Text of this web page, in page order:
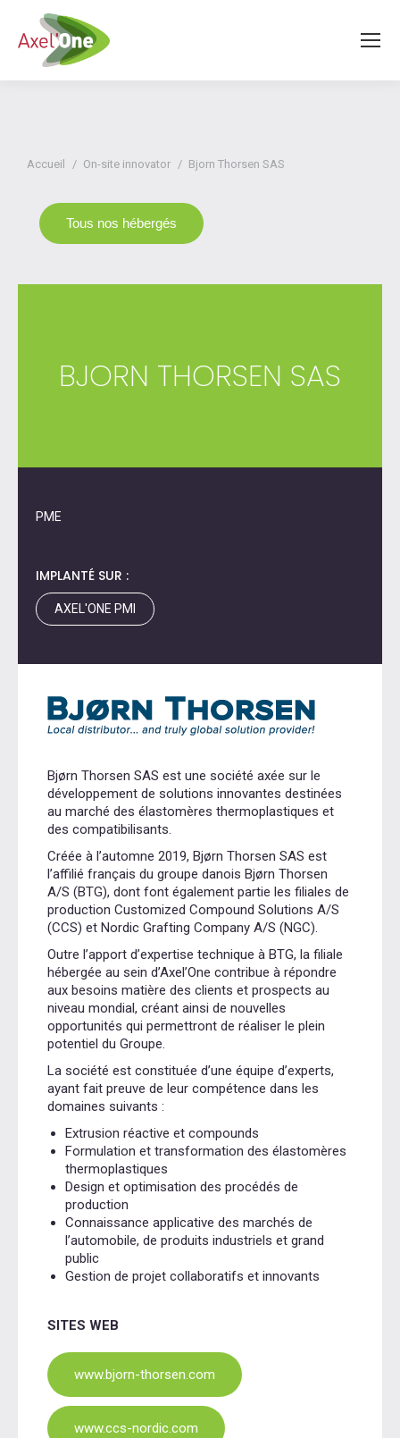
Vous êtes ici :
Accueil On-site innovator Bjorn Thorsen SAS
Tous nos hébergés
BJORN THORSEN SAS
PME
IMPLANTÉ SUR :
AXEL'ONE PMI
Bjørn Thorsen SAS est une société axée sur le
développement de solutions innovantes destinées
au marché des élastomères thermoplastiques et
des compatibilisants.
Créée à l’automne 2019, Bjørn Thorsen SAS est
l’affilié français du groupe danois Bjørn Thorsen
A/S (BTG), dont font également partie les filiales de
production Customized Compound Solutions A/S
(CCS) et Nordic Grafting Company A/S (NGC).
Outre l’apport d’expertise technique à BTG, la filiale
hébergée au sein d’Axel’One contribue à répondre
aux besoins matière des clients et prospects au
niveau mondial, créant ainsi de nouvelles
opportunités qui permettront de réaliser le plein
potentiel du Groupe.
La société est constituée d’une équipe d’experts,
ayant fait preuve de leur compétence dans les
domaines suivants :
Extrusion réactive et compounds
Formulation et transformation des élastomères
thermoplastiques
Design et optimisation des procédés de
production
Connaissance applicative des marchés de
l’automobile, de produits industriels et grand
public
Gestion de projet collaboratifs et innovants
SITES WEB
www.bjorn-thorsen.com
www.ccs-nordic.com